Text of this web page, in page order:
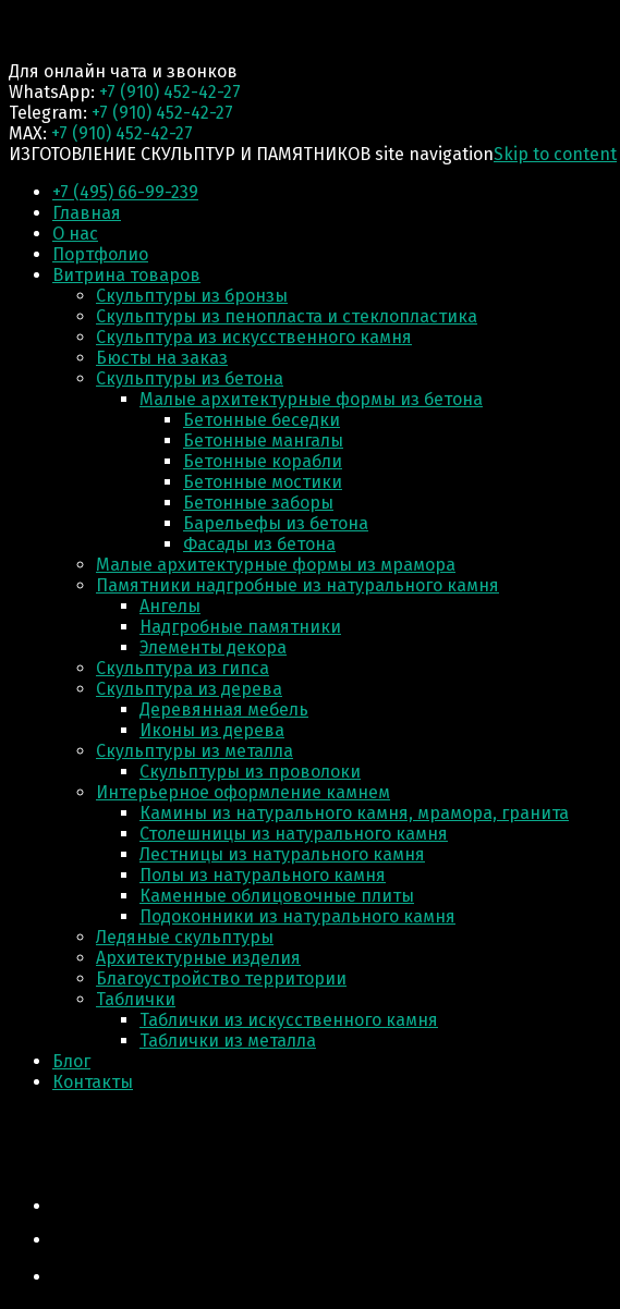
Для онлайн чата и звонков
WhatsApp: +7 (910) 452-42-27
Telegram: +7 (910) 452-42-27
MAX: +7 (910) 452-42-27
ИЗГОТОВЛЕНИЕ СКУЛЬПТУР И ПАМЯТНИКОВ site navigationSkip to content
+7 (495) 66-99-239
Главная
О нас
Портфолио
Витрина товаров
Скульптуры из бронзы
Скульптуры из пенопласта и стеклопластика
Скульптура из искусственного камня
Бюсты на заказ
Скульптуры из бетона
Малые архитектурные формы из бетона
Бетонные беседки
Бетонные мангалы
Бетонные корабли
Бетонные мостики
Бетонные заборы
Барельефы из бетона
Фасады из бетона
Малые архитектурные формы из мрамора
Памятники надгробные из натурального камня
Ангелы
Надгробные памятники
Элементы декора
Скульптура из гипса
Скульптура из деревa
Деревянная мебель
Иконы из дерева
Скульптуры из металла
Скульптуры из проволоки
Интерьерное оформление камнем
Камины из натурального камня, мрамора, гранита
Столешницы из натурального камня
Лестницы из натурального камня
Полы из натурального камня
Каменные облицовочные плиты
Подоконники из натурального камня
Ледяные скульптуры
Архитектурные изделия
Благоустройство территории
Таблички
Таблички из искусственного камня
Таблички из металла
Блог
Контакты